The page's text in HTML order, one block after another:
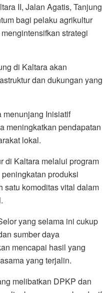
II, Jalan Agatis, Tanjung
bagi pelaku agrikultur
strategi
di Kaltara akan
dan dukungan yang
menunjang Inisiatif
meningkatkan pendapatan
lokal.
di Kaltara melalui program
produksi
satu komoditas vital dalam
yang selama ini cukup
sumber daya
mencapai hasil yang
yang terjalin.
melibatkan DPKP dan